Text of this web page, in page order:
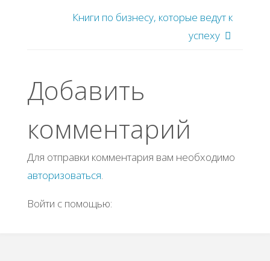
Книги по бизнесу, которые ведут к
успеху
Добавить
комментарий
Для отправки комментария вам необходимо
авторизоваться.
Войти с помощью: